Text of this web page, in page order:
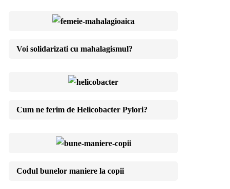
Voi solidarizati cu mahalagismul?
Cum ne ferim de Helicobacter Pylori?
Codul bunelor maniere la copii